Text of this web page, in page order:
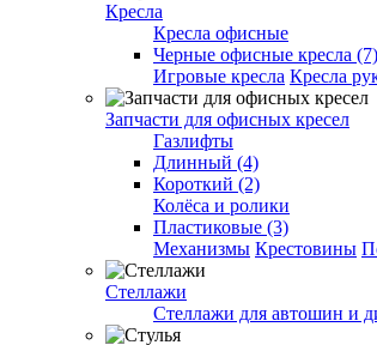
Кресла
Кресла офисные
Черные офисные кресла (7)
Игровые кресла Кресла
Запчасти для офисных кресел
Газлифты
Длинный (4)
Короткий (2)
Колёса и ролики
Пластиковые (3)
Механизмы Крестовины
Стеллажи
Стеллажи для автошин и